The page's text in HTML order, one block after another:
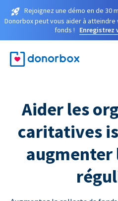
Rejoignez une démo en de 30
Donorbox peut vous aider à
fonds !
Enregistrez
Aider les
caritatives
augmenter